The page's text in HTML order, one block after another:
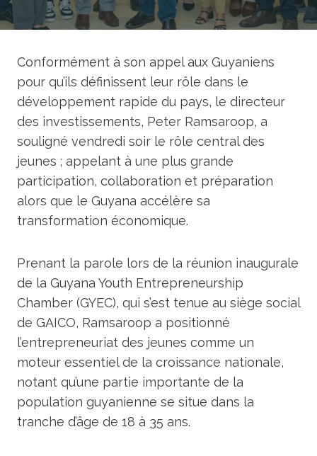
Conformément à son appel aux Guyaniens
pour qu’ils définissent leur rôle dans le
développement rapide du pays, le directeur
des investissements, Peter Ramsaroop, a
souligné vendredi soir le rôle central des
jeunes ; appelant à une plus grande
participation, collaboration et préparation
alors que le Guyana accélère sa
transformation économique.
Prenant la parole lors de la réunion inaugurale
de la Guyana Youth Entrepreneurship
Chamber (GYEC), qui s’est tenue au siège social
de GAICO, Ramsaroop a positionné
l’entrepreneuriat des jeunes comme un
moteur essentiel de la croissance nationale,
notant qu’une partie importante de la
population guyanienne se situe dans la
tranche d’âge de 18 à 35 ans.